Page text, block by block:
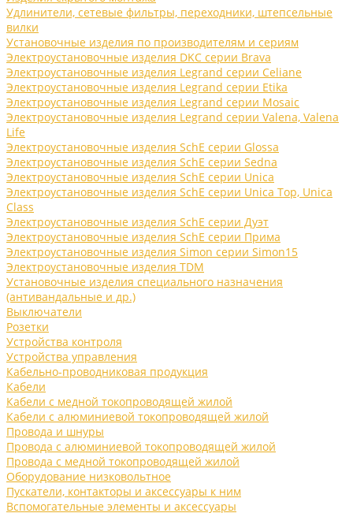
Удлинители, сетевые фильтры, переходники, штепсельные
вилки
Установочные изделия по производителям и сериям
Электроустановочные изделия DKC серии Brava
Электроустановочные изделия Legrand серии Celiane
Электроустановочные изделия Legrand серии Etika
Электроустановочные изделия Legrand серии Mosaic
Электроустановочные изделия Legrand серии Valena, Valena
Life
Электроустановочные изделия SchE серии Glossa
Электроустановочные изделия SchE серии Sedna
Электроустановочные изделия SchE серии Unica
Электроустановочные изделия SchE серии Unica Top, Unica
Class
Электроустановочные изделия SchE серии Дуэт
Электроустановочные изделия SchE серии Прима
Электроустановочные изделия Simon серии Simon15
Электроустановочные изделия TDM
Установочные изделия специального назначения
(антивандальные и др.)
Выключатели
Розетки
Устройства контроля
Устройства управления
Кабельно-проводниковая продукция
Кабели
Кабели с медной токопроводящей жилой
Кабели с алюминиевой токопроводящей жилой
Провода и шнуры
Провода с алюминиевой токопроводящей жилой
Провода с медной токопроводящей жилой
Оборудование низковольтное
Пускатели, контакторы и аксессуары к ним
Вспомогательные элементы и аксессуары